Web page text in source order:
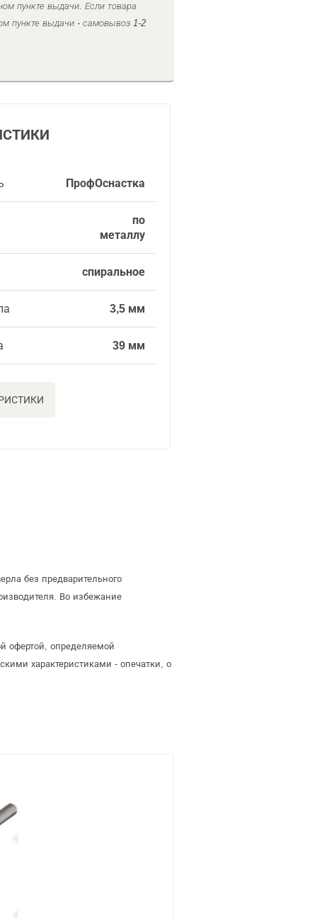
пункте выдачи. Если товара
пункте выдачи - самовывоз 1-2
ПрофОснастка
по
металлу
спиральное
3,5 мм
39 мм
без предварительного
Во избежание
офертой, определяемой
характеристиками - опечатки, о